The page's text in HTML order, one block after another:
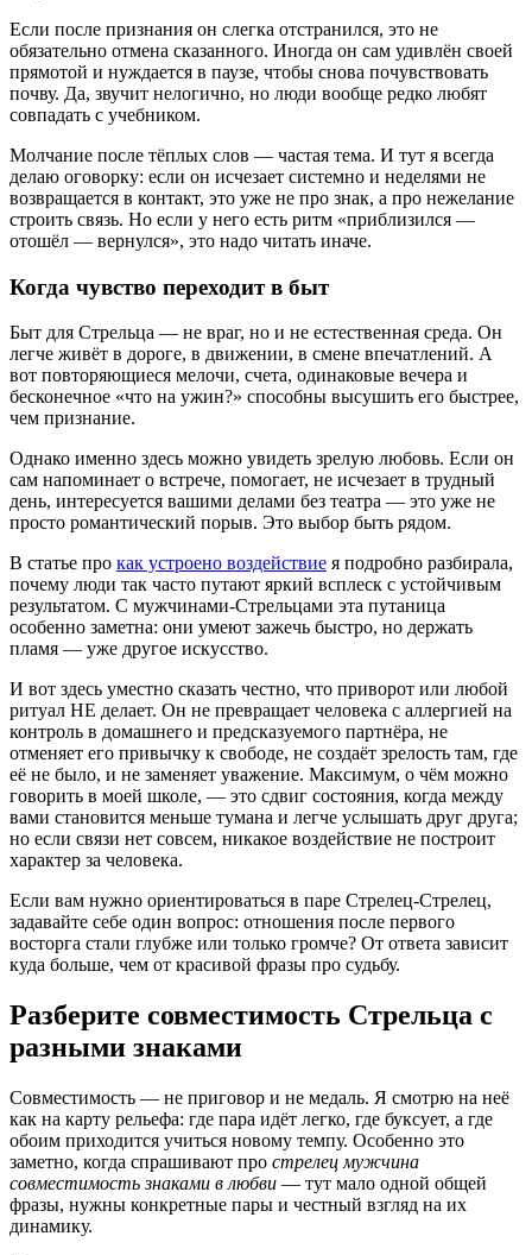
Если после признания он слегка отстранился, это не
обязательно отмена сказанного. Иногда он сам удивлён своей
прямотой и нуждается в паузе, чтобы снова почувствовать
почву. Да, звучит нелогично, но люди вообще редко любят
совпадать с учебником.
Молчание после тёплых слов — частая тема. И тут я всегда
делаю оговорку: если он исчезает системно и неделями не
возвращается в контакт, это уже не про знак, а про нежелание
строить связь. Но если у него есть ритм «приблизился —
отошёл — вернулся», это надо читать иначе.
Когда чувство переходит в быт
Быт для Стрельца — не враг, но и не естественная среда. Он
легче живёт в дороге, в движении, в смене впечатлений. А
вот повторяющиеся мелочи, счета, одинаковые вечера и
бесконечное «что на ужин?» способны высушить его быстрее,
чем признание.
Однако именно здесь можно увидеть зрелую любовь. Если он
сам напоминает о встрече, помогает, не исчезает в трудный
день, интересуется вашими делами без театра — это уже не
просто романтический порыв. Это выбор быть рядом.
В статье про как устроено воздействие я подробно разбирала,
почему люди так часто путают яркий всплеск с устойчивым
результатом. С мужчинами-Стрельцами эта путаница
особенно заметна: они умеют зажечь быстро, но держать
пламя — уже другое искусство.
И вот здесь уместно сказать честно, что приворот или любой
ритуал НЕ делает. Он не превращает человека с аллергией на
контроль в домашнего и предсказуемого партнёра, не
отменяет его привычку к свободе, не создаёт зрелость там, где
её не было, и не заменяет уважение. Максимум, о чём можно
говорить в моей школе, — это сдвиг состояния, когда между
вами становится меньше тумана и легче услышать друг друга;
но если связи нет совсем, никакое воздействие не построит
характер за человека.
Если вам нужно ориентироваться в паре Стрелец-Стрелец,
задавайте себе один вопрос: отношения после первого
восторга стали глубже или только громче? От ответа зависит
куда больше, чем от красивой фразы про судьбу.
Разберите совместимость Стрельца с
разными знаками
Совместимость — не приговор и не медаль. Я смотрю на неё
как на карту рельефа: где пара идёт легко, где буксует, а где
обоим приходится учиться новому темпу. Особенно это
заметно, когда спрашивают про стрелец мужчина
совместимость знаками в любви — тут мало одной общей
фразы, нужны конкретные пары и честный взгляд на их
динамику.